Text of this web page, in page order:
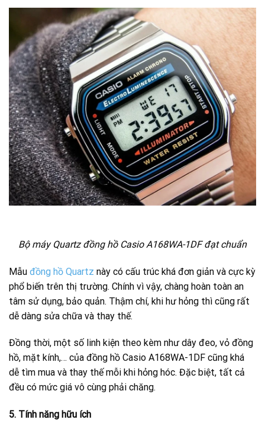
Bộ máy Quartz đồng hồ Casio A168WA-1DF đạt chuẩn
Mẫu đồng hồ Quartz này có cấu trúc khá đơn giản và cực kỳ
phổ biến trên thị trường. Chính vì vậy, chàng hoàn toàn an
tâm sử dụng, bảo quản. Thậm chí, khi hư hỏng thì cũng rất
dễ dàng sửa chữa và thay thế.
Đồng thời, một số linh kiện theo kèm như dây đeo, vỏ đồng
hồ, mặt kính,… của đồng hồ Casio A168WA-1DF cũng khá
dễ tìm mua và thay thế mỗi khi hỏng hóc. Đặc biệt, tất cả
đều có mức giá vô cùng phải chăng.
5. Tính năng hữu ích